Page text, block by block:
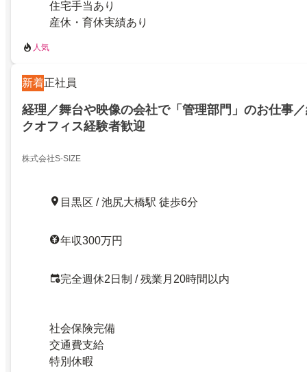
住宅手当あり
産休・育休実績あり
人気
新着正社員
経理／舞台や映像の会社で「管理部門」のお仕事
クオフィス経験者歓迎
株式会社S-SIZE
目黒区 / 池尻大橋駅 徒歩6分
年収300万円
完全週休2日制 / 残業月20時間以内
社会保険完備
交通費支給
特別休暇